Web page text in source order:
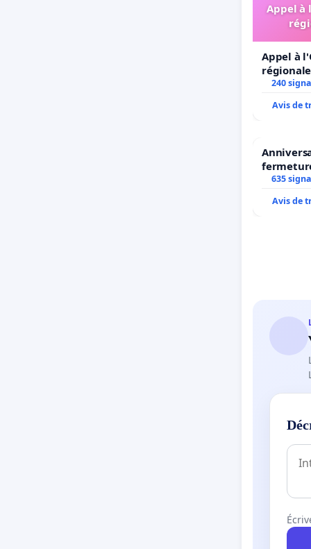
Appel à
Appel à
régionale
240
Avis de
635
Avis de